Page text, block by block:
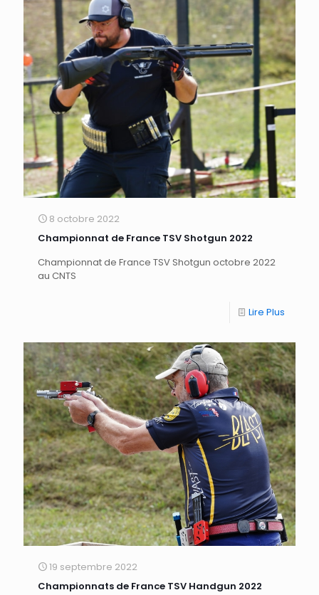
8 octobre 2022
Championnat de France TSV Shotgun 2022
Championnat de France TSV Shotgun octobre 2022
au CNTS
Lire Plus
19 septembre 2022
Championnats de France TSV Handgun 2022